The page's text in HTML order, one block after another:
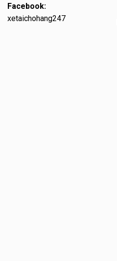
Facebook:
xetaichohang247